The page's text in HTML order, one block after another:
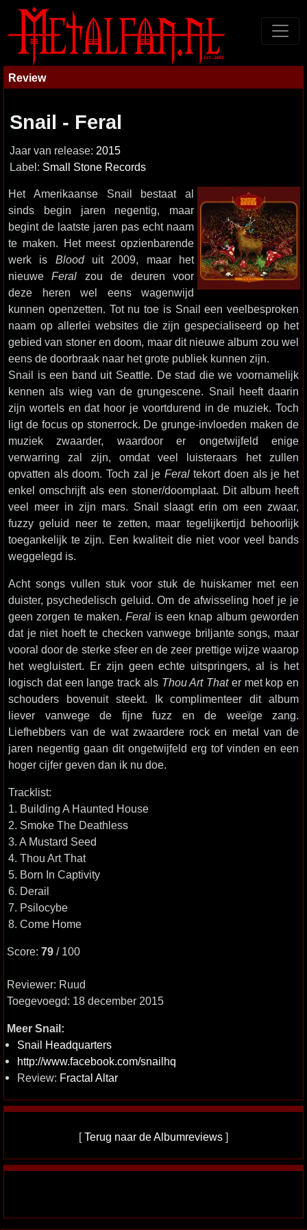
Review
Snail - Feral
Jaar van release: 2015
Label: Small Stone Records
Het Amerikaanse Snail bestaat al
sinds begin jaren negentig, maar
begint de laatste jaren pas echt naam
te maken. Het meest opzienbarende
werk is Blooduit 2009, maar het
nieuweFeral zou de deuren voor
deze heren wel eens wagenwijd
kunnen openzetten. Tot nu toe is Snail een veelbesproken
naam op allerlei websites die zijn gespecialiseerd op het
gebied van stoner en doom, maar dit nieuwe album zou wel
eens de doorbraak naar het grote publiek kunnen zijn.
Snail is een band uit Seattle. De stad die we voornamelijk
kennen als wieg van de grungescene. Snail heeft daarin
zijn wortels en dat hoor je voortdurend in de muziek. Toch
ligt de focus op stonerrock. De grunge-invloeden maken de
muziek zwaarder, waardoor er ongetwijfeld enige
verwarring zal zijn, omdat veel luisteraars het zullen
opvatten als doom. Toch zal je Feraltekort doen als je het
enkel omschrijft als een stoner/doomplaat. Dit album heeft
veel meer in zijn mars. Snail slaagt erin om een zwaar,
fuzzy geluid neer te zetten, maar tegelijkertijd behoorlijk
toegankelijk te zijn. Een kwaliteit die niet voor veel bands
weggelegd is.
Acht songs vullen stuk voor stuk de huiskamer met een
duister, psychedelisch geluid. Om de afwisseling hoef je je
geen zorgen te maken.Feral is een knap album geworden
dat je niet hoeft te checken vanwege briljante songs, maar
vooral door de sterke sfeer en de zeer prettige wijze waarop
het wegluistert. Er zijn geen echte uitspringers, al is het
logisch dat een lange track als Thou Art Thater met kop en
schouders bovenuit steekt. Ik complimenteer dit album
liever vanwege de fijne fuzz en de weeïge zang.
Liefhebbers van de wat zwaardere rock en metal van de
jaren negentig gaan dit ongetwijfeld erg tof vinden en een
hoger cijfer geven dan ik nu doe.
Tracklist:
1. Building A Haunted House
2. Smoke The Deathless
3. A Mustard Seed
4. Thou Art That
5. Born In Captivity
6. Derail
7. Psilocybe
8. Come Home
Score: 79 / 100
Reviewer: Ruud
Toegevoegd: 18 december 2015
Meer Snail:
Snail Headquarters
http://www.facebook.com/snailhq
Review: Fractal Altar
[Terug naar de Albumreviews ]